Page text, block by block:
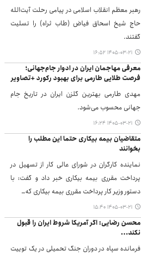
رهبر معظم انقلاب اسلامی در پیامی رحلت آیت‌الله
حاج شیخ اسحاق فیاض (طاب ثراه) را تسلیت
گفتند.
۱۴۰۵-۰۳-۲۱ ۱۶:۵۲
معرفی مهاجمان ایران در ادوار جام‌جهانی؛
فرصت طلایی طارمی برای بهبود رکورد +تصاویر
مهدی طارمی بهترین گلزن ایران در تاریخ جام
جهانی محسوب می‌شود.
۱۴۰۵-۰۳-۲۱ ۱۶:۲۴
متقاضیان بیمه بیکاری حتما این مطلب را
بخوانند
نماینده کارگران در شورای عالی کار از تسهیل در
پرداخت مقرری بیمه بیکاری خبر داد و گفت: با
دستور وزیر کار پرداخت مقرری بیمه بیکاری که…
۱۴۰۵-۰۳-۲۱ ۱۵:۴۰
محسن رضایی: اگر آمریکا شروط ایران را قبول
نکند...
فرمانده سپاه در دوران جنگ تحمیلی در یک توییت